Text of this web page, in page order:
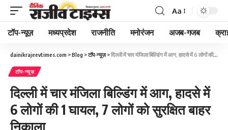
Font
Resizer
Aa
टॉप-न्यूज़ मध्यप्रदेश राजनीति मनोरंजन अजब-गजब
dainikrajeevtimes.com >Blog >टॉप-न्यूज़>दिल्ली में चार मंजिला बिल्डिंग में आग, हादसे में 6 लोगों की 1 घायल, 7 लोगों को सुरक्षित बाहर निकाला
टॉप-न्यूज़
दिल्ली में चार मंजिला बिल्डिंग में आग, हादसे में
6 लोगों की 1 घायल, 7 लोगों को सुरक्षित बाहर
निकाला